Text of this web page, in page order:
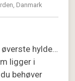
Danmark
hylde…
ligger i
behøver